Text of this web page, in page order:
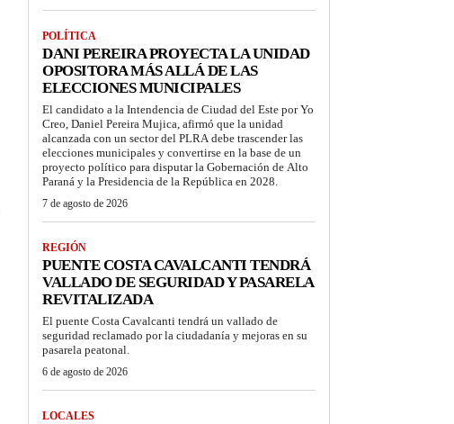
POLÍTICA
DANI PEREIRA PROYECTA LA UNIDAD
OPOSITORA MÁS ALLÁ DE LAS
ELECCIONES MUNICIPALES
El candidato a la Intendencia de Ciudad del Este por Yo
Creo, Daniel Pereira Mujica, afirmó que la unidad
alcanzada con un sector del PLRA debe trascender las
elecciones municipales y convertirse en la base de un
proyecto político para disputar la Gobernación de Alto
Paraná y la Presidencia de la República en 2028.
7 de agosto de 2026
REGIÓN
PUENTE COSTA CAVALCANTI TENDRÁ
VALLADO DE SEGURIDAD Y PASARELA
REVITALIZADA
El puente Costa Cavalcanti tendrá un vallado de
seguridad reclamado por la ciudadanía y mejoras en su
pasarela peatonal.
6 de agosto de 2026
LOCALES